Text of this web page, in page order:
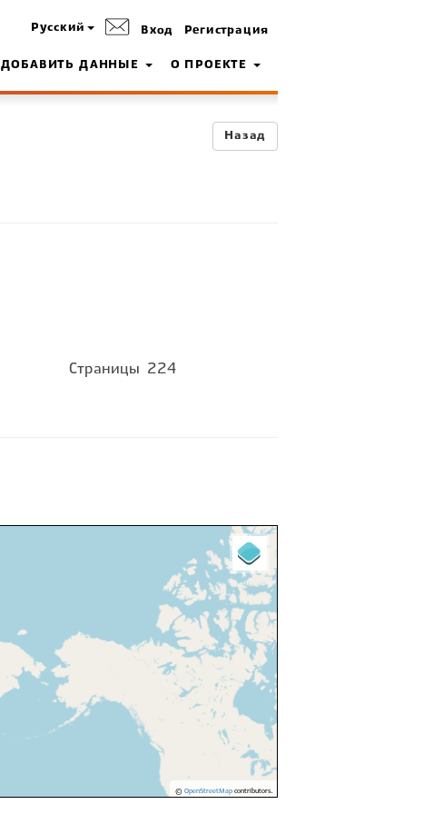
Русский Вход Регистрация
ДОБАВИТЬ ДАННЫЕ О ПРОЕКТЕ
Назад
Страницы 224
© OpenStreetMapcontributors.